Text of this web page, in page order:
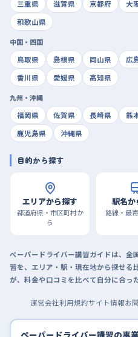
三重県
滋賀県 京都府 大
和歌山県
中国・四国
鳥取県
島根県 岡山県 広
香川県
愛媛県 高知県
九州・沖縄
福岡県
佐賀県 長崎県 熊
鹿児島県
沖縄県
目的から探す
エリアから探す
都道府県・市区町村か
ら
駅名か
路線・最
ペーパードライバー講習ガイドは、全
習を、エリア・駅・現在地から探せる
が、料金や口コミを比べて自分に合っ
運営会社利用規約サイト情報お
ペーパードライバー講習の事